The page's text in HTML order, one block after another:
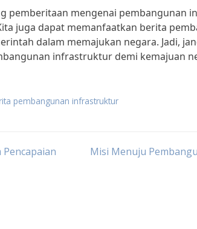
pemberitaan mengenai pembangunan
juga dapat memanfaatkan berita
dalam memajukan negara. Jadi,
infrastruktur demi kemajuan
pembangunan infrastruktur
Misi Menuju